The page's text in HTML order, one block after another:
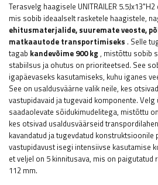
Terasvelg haagisele UNITRAILER 5.5Jx13"H2
mis sobib ideaalselt rasketele haagistele,
ehitusmaterjalide, suuremate veoste,
matkaautode transportimiseks . Selle
tagab kandevõime 900 kg , mistõttu sobib
stabiilsus ja ohutus on prioriteetsed. See
igapäevaseks kasutamiseks, kuhu iganes
See on usaldusväärne valik neile, kes
vastupidavaid ja tugevaid komponente.
saadaolevate sõidukimudelitega, mistõttu
kes otsivad usaldusväärseid
kavandatud ja tugevdatud konstruktsioonile
vastupidavust isegi intensiivse kasutamise
et veljel on 5 kinnitusava, mis on
112 mm.